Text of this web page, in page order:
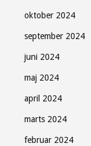
oktober 2024
september 2024
juni 2024
maj 2024
april 2024
marts 2024
februar 2024